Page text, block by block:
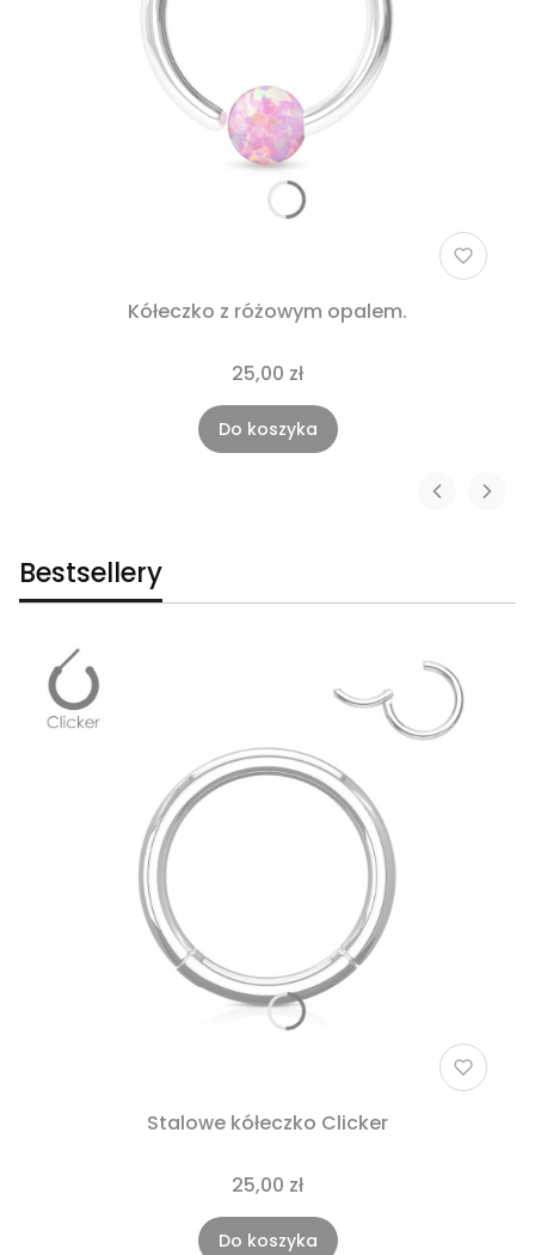
Kółeczko z różowym opalem.
25,00 zł
Do koszyka
Bestsellery
Stalowe kółeczko Clicker
25,00 zł
Do koszyka